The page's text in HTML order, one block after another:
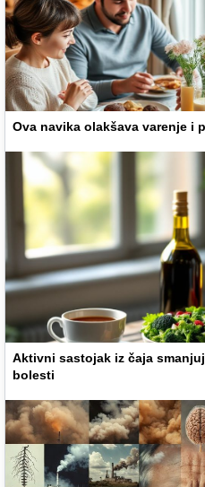
Ova navika olakšava varenje i
Aktivni sastojak iz čaja
bolesti